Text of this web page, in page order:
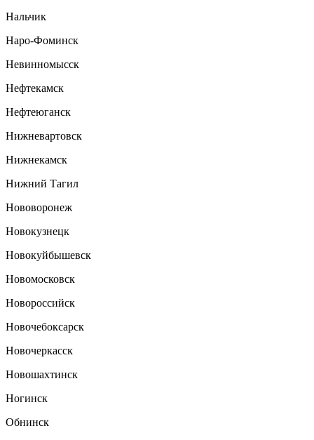
Нальчик
Наро-Фоминск
Невинномысск
Нефтекамск
Нефтеюганск
Нижневартовск
Нижнекамск
Нижний Тагил
Нововоронеж
Новокузнецк
Новокуйбышевск
Новомосковск
Новороссийск
Новочебоксарск
Новочеркасск
Новошахтинск
Ногинск
Обнинск